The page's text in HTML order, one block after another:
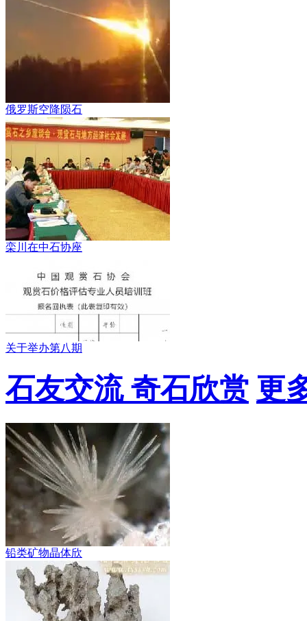
俄罗斯空降陨石
栾川在中石协座
关于举办第八期
石友交流 奇石欣赏 更
铅类矿物晶体欣